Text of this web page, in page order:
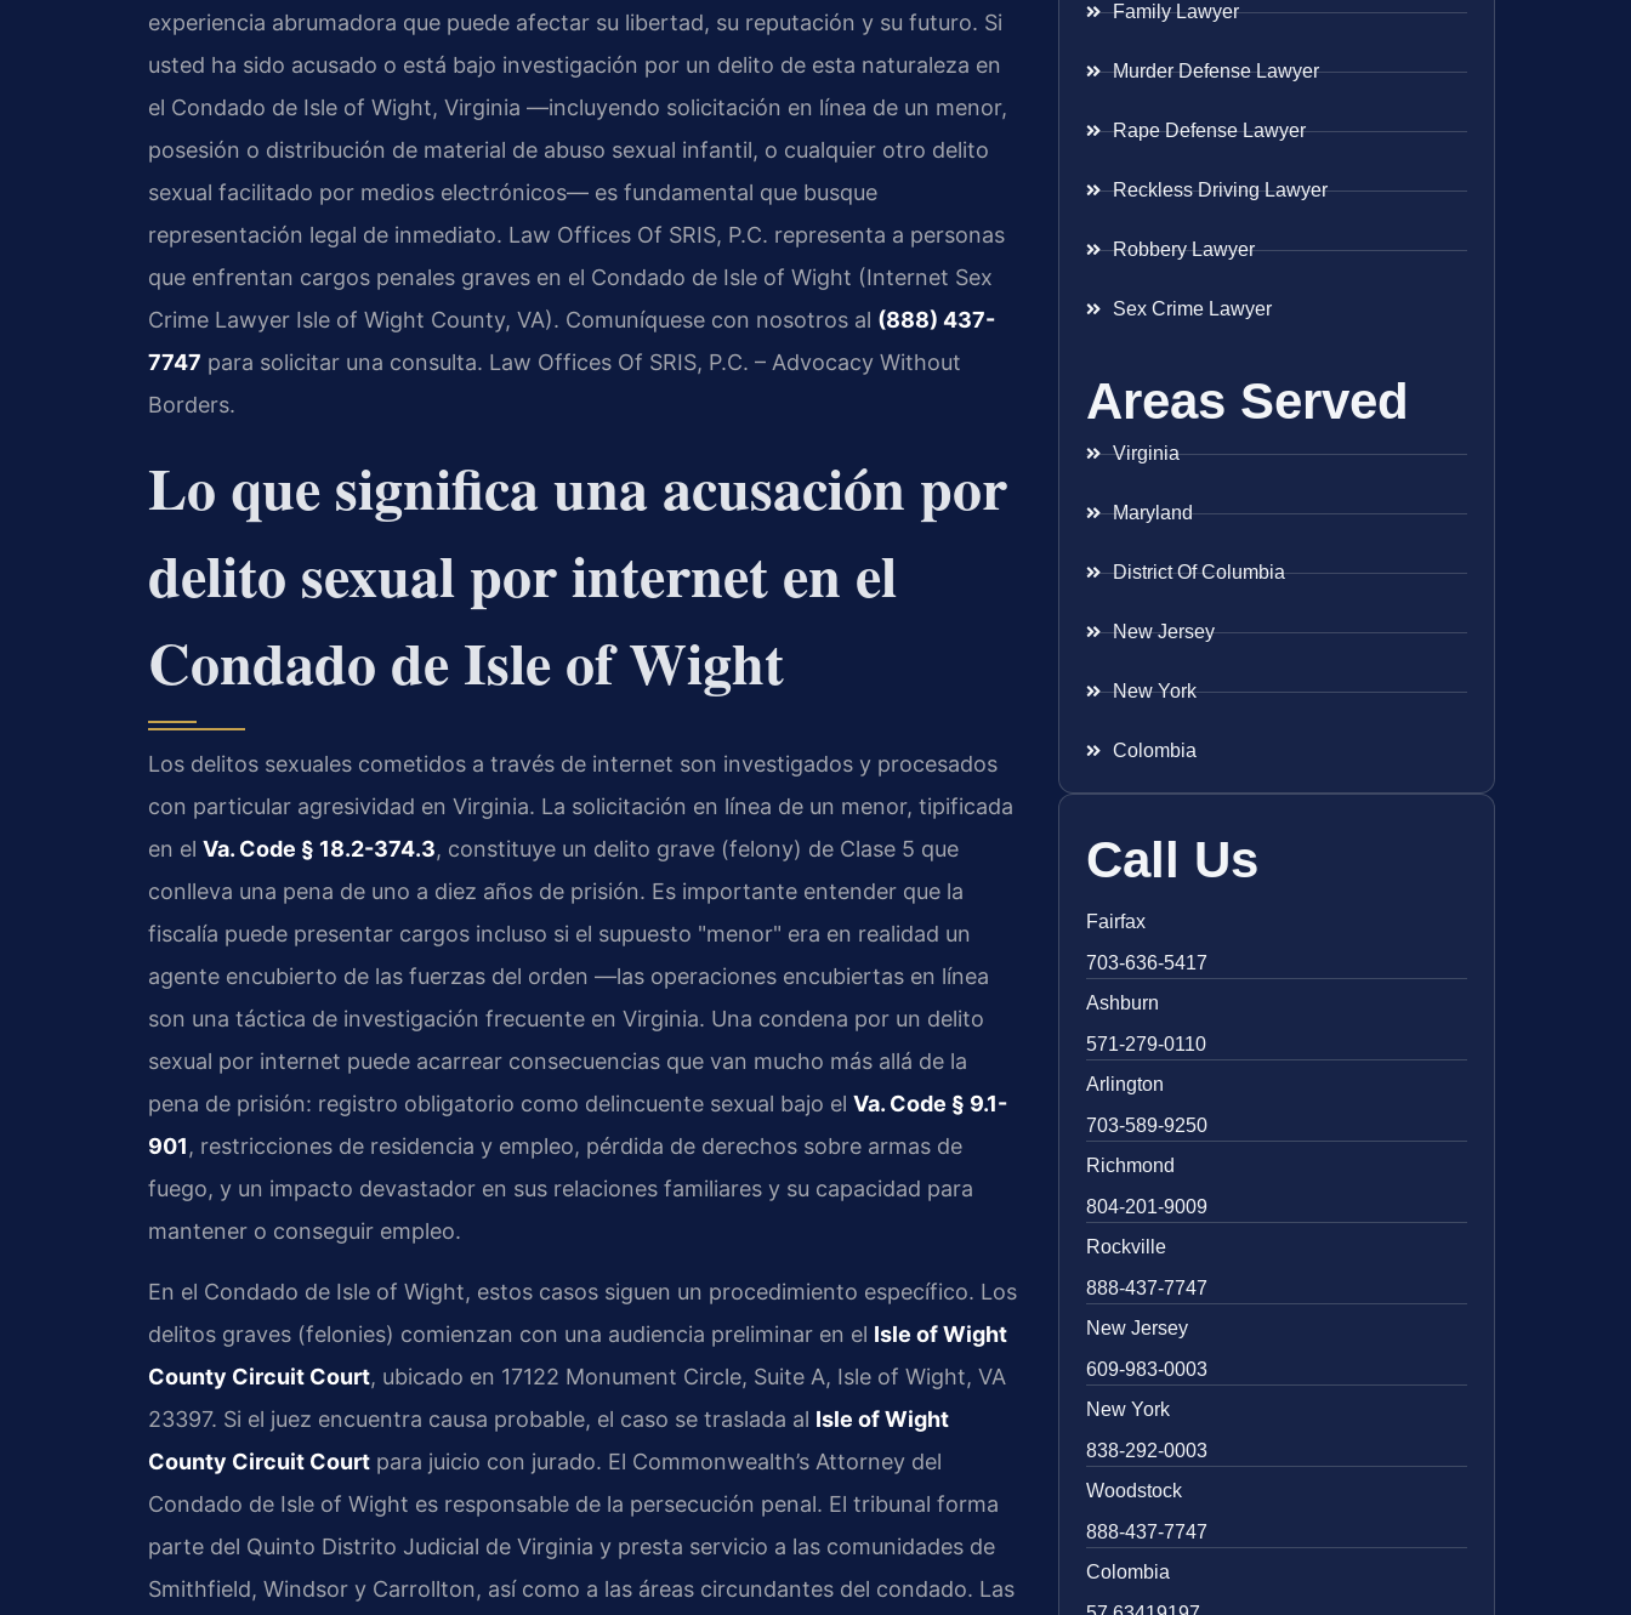
experiencia abrumadora que puede afectar su libertad, su reputación y su futuro. Si
usted ha sido acusado o está bajo investigación por un delito de esta naturaleza en
el Condado de Isle of Wight, Virginia —incluyendo solicitación en línea de un menor,
posesión o distribución de material de abuso sexual infantil, o cualquier otro delito
sexual facilitado por medios electrónicos— es fundamental que busque
representación legal de inmediato. Law Offices Of SRIS, P.C. representa a personas
que enfrentan cargos penales graves en el Condado de Isle of Wight (Internet Sex
Crime Lawyer Isle of Wight County, VA). Comuníquese con nosotros al (888) 437-
7747 para solicitar una consulta. Law Offices Of SRIS, P.C. – Advocacy Without
Borders.
Lo que significa una acusación por
delito sexual por internet en el
Condado de Isle of Wight
Los delitos sexuales cometidos a través de internet son investigados y procesados
con particular agresividad en Virginia. La solicitación en línea de un menor, tipificada
en el Va. Code § 18.2-374.3, constituye un delito grave (felony) de Clase 5 que
conlleva una pena de uno a diez años de prisión. Es importante entender que la
fiscalía puede presentar cargos incluso si el supuesto "menor" era en realidad un
agente encubierto de las fuerzas del orden —las operaciones encubiertas en línea
son una táctica de investigación frecuente en Virginia. Una condena por un delito
sexual por internet puede acarrear consecuencias que van mucho más allá de la
pena de prisión: registro obligatorio como delincuente sexual bajo el Va. Code § 9.1-
901, restricciones de residencia y empleo, pérdida de derechos sobre armas de
fuego, y un impacto devastador en sus relaciones familiares y su capacidad para
mantener o conseguir empleo.
En el Condado de Isle of Wight, estos casos siguen un procedimiento específico. Los
delitos graves (felonies) comienzan con una audiencia preliminar en el Isle of Wight
County Circuit Court, ubicado en 17122 Monument Circle, Suite A, Isle of Wight, VA
23397. Si el juez encuentra causa probable, el caso se traslada al Isle of Wight
County Circuit Court para juicio con jurado. El Commonwealth’s Attorney del
Condado de Isle of Wight es responsable de la persecución penal. El tribunal forma
parte del Quinto Distrito Judicial de Virginia y presta servicio a las comunidades de
Smithfield, Windsor y Carrollton, así como a las áreas circundantes del condado. Las
Family Lawyer
Murder Defense Lawyer
Rape Defense Lawyer
Reckless Driving Lawyer
Robbery Lawyer
Sex Crime Lawyer
Areas Served
Virginia
Maryland
District Of Columbia
New Jersey
New York
Colombia
Call Us
Fairfax
703-636-5417
Ashburn
571-279-0110
Arlington
703-589-9250
Richmond
804-201-9009
Rockville
888-437-7747
New Jersey
609-983-0003
New York
838-292-0003
Woodstock
888-437-7747
Colombia